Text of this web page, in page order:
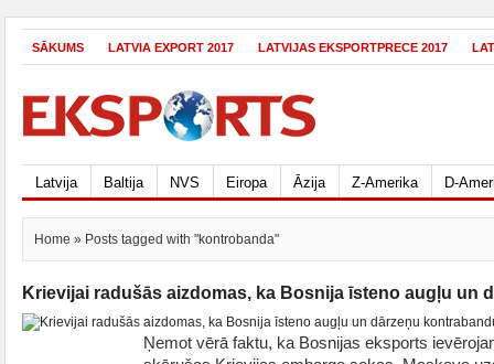
SĀKUMS LATVIA EXPORT 2017 LATVIJAS EKSPORTPRECE 2017
Latvija Baltija NVS Eiropa Āzija Z-Amerika D-
Home » Posts tagged with "kontrobanda"
Krievijai radušās aizdomas, ka Bosnija īsteno augļu un
Ņemot vērā faktu, ka Bosnijas eksports